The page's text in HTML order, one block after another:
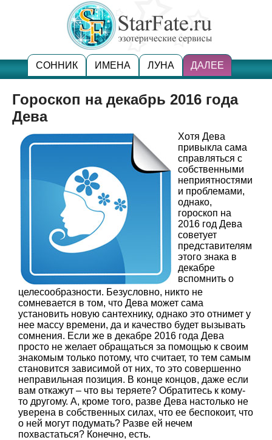
СОННИК ИМЕНА ЛУНА ДАЛЕЕ
Гороскоп на декабрь 2016 года
Дева
Хотя Дева
привыкла сама
справляться с
собственными
неприятностями
и проблемами,
однако,
гороскоп на
2016 год Дева
советует
представителям
этого знака в
декабре
вспомнить о
целесообразности. Безусловно, никто не
сомневается в том, что Дева может сама
установить новую сантехнику, однако это отнимет у
нее массу времени, да и качество будет вызывать
сомнения. Если же в декабре 2016 года Дева
просто не желает обращаться за помощью к своим
знакомым только потому, что считает, то тем самым
становится зависимой от них, то это совершенно
неправильная позиция. В конце концов, даже если
вам откажут – что вы теряете? Обратитесь к кому-
то другому. А, кроме того, разве Дева настолько не
уверена в собственных силах, что ее беспокоит, что
о ней могут подумать? Разве ей нечем
похвастаться? Конечно, есть.